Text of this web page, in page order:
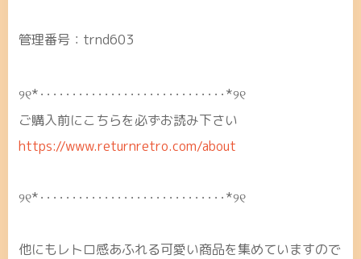
管理番号：trnd603
୨୧*･････････････････････････････*୨୧
ご購入前にこちらを必ずお読み下さい
https://www.returnretro.com/about
୨୧*･････････････････････････････*୨୧
他にもレトロ感あふれる可愛い商品を集めていますので